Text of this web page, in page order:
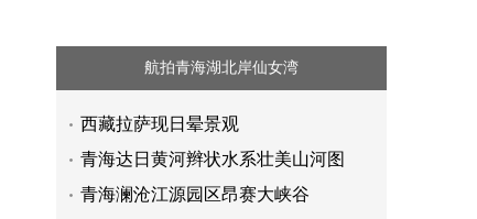
航拍青海湖北岸仙女湾
西藏拉萨现日晕景观
青海达日黄河辫状水系壮美山河图
青海澜沧江源园区昂赛大峡谷